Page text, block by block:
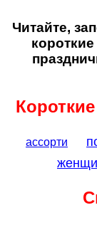
Читайте,
ассорти